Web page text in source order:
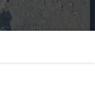
drugim etapie